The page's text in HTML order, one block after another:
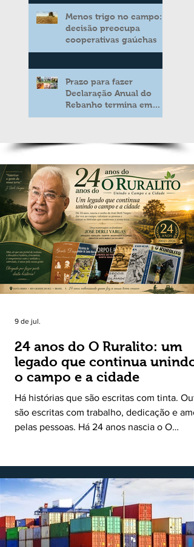
aos produtores de leite
Menos trigo no campo:
decisão preocupa
cooperativas gaúchas
Prazo para fazer
Declaração Anual do
Rebanho termina em
duas semanas
24 anos do O Ruralito: um
legado que continua unindo
o campo e a cidade
Há histórias que são escritas com tinta.
são escritas com trabalho, dedicação e
pelas pessoas. Há 24 anos nascia o O
das comunidades e dar voz às pessoas que
muitas vezes passam despercebidas pelos
grandes meios de comunicação. Muito mais
do que um jornal ou um portal de notícias,
Ruralito tornou-se uma missão. Essa missão
9 de jul.